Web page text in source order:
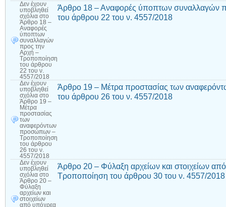
Δεν έχουν
υποβληθεί
σχόλια στο
Άρθρο 18 –
Αναφορές
ύποπτων
συναλλαγών
προς την
Αρχή –
Τροποποίηση
του άρθρου
22 του ν.
4557/2018
Άρθρο 18 – Αναφορές ύποπτων συναλλαγών
του άρθρου 22 του ν. 4557/2018
Δεν έχουν
υποβληθεί
σχόλια στο
Άρθρο 19 –
Μέτρα
προστασίας
των
αναφερόντων
προσώπων –
Τροποποίηση
του άρθρου
26 του ν.
4557/2018
Άρθρο 19 – Μέτρα προστασίας των
του άρθρου 26 του ν. 4557/2018
Δεν έχουν
υποβληθεί
σχόλια στο
Άρθρο 20 –
Φύλαξη
αρχείων και
στοιχείων
από υπόχρεα
Άρθρο 20 – Φύλαξη αρχείων και στοιχείων
Τροποποίηση του άρθρου 30 του ν. 4557/2018